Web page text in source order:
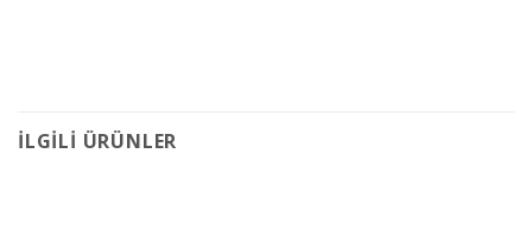
İLGILI ÜRÜNLER